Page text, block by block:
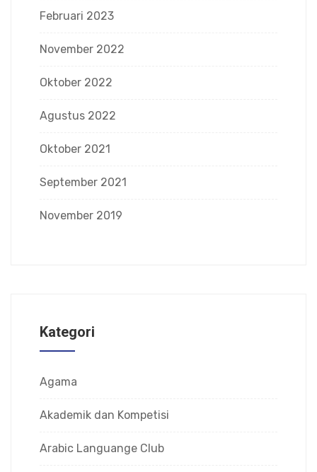
Februari 2023
November 2022
Oktober 2022
Agustus 2022
Oktober 2021
September 2021
November 2019
Kategori
Agama
Akademik dan Kompetisi
Arabic Languange Club